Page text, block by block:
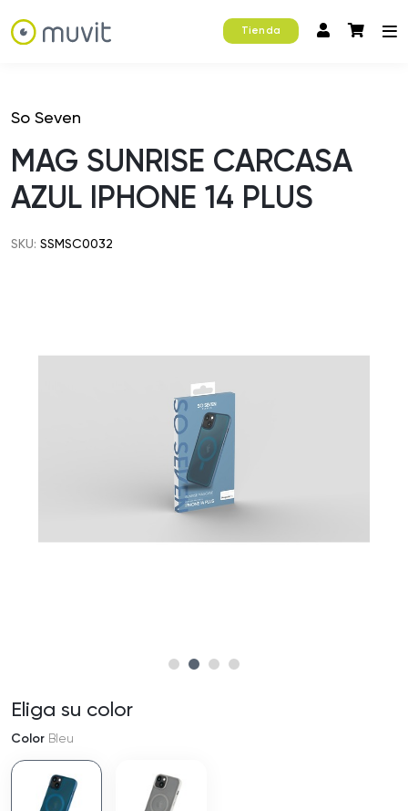
Tienda
So Seven
MAG SUNRISE CARCASA
AZUL IPHONE 14 PLUS
SKU: SSMSC0032
Eliga su color
Color Bleu